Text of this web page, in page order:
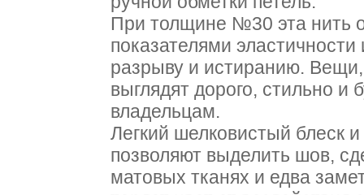
При толщине №30 эта нить
показателями
разрыву и истиранию.
выглядят дорого, стильно и
владельцам.
Легкий шелковистый блеск
позволяют выделить шов,
матовых тканях и едва